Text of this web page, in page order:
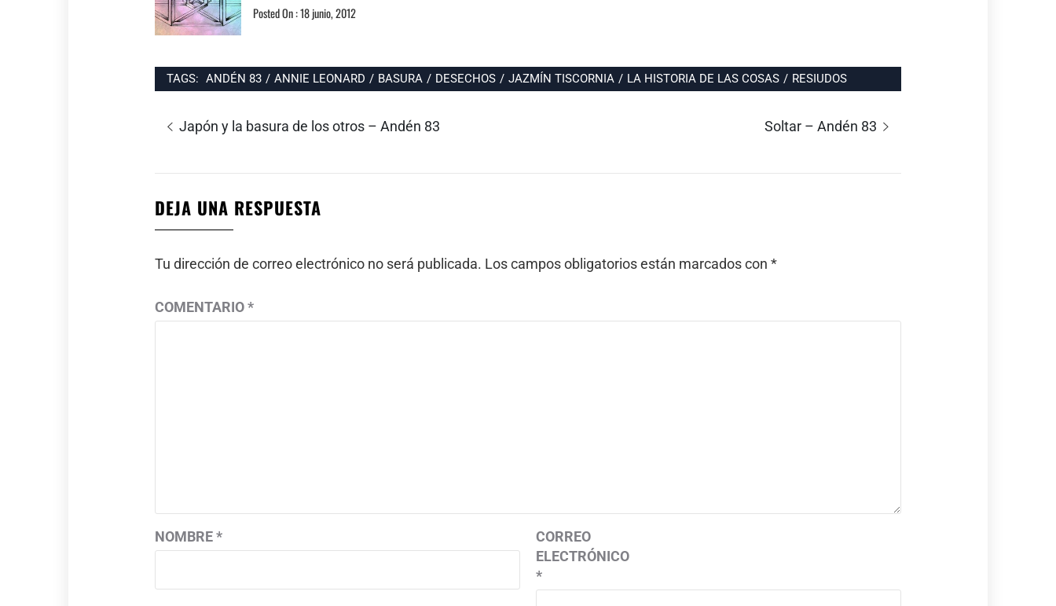
Posted On : 18 junio, 2012
TAGS: ANDÉN 83 / ANNIE LEONARD / BASURA / DESECHOS / JAZMÍN TISCORNIA / LA HISTORIA DE LAS COSAS / RESIUDOS
de
Entrada
Japón y la basura de los otros – Andén 83
Entrada
Soltar – Andén 83
DEJA UNA RESPUESTA
Tu dirección de correo electrónico no será publicada. Los campos obligatorios están marcados con *
COMENTARIO*
NOMBRE*
CORREO
ELECTRÓNICO
*